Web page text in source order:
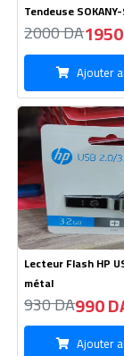
Tendeuse
2000 DA
Ajouter
Lecteur Flash HP
métal
930 DA990
Ajouter